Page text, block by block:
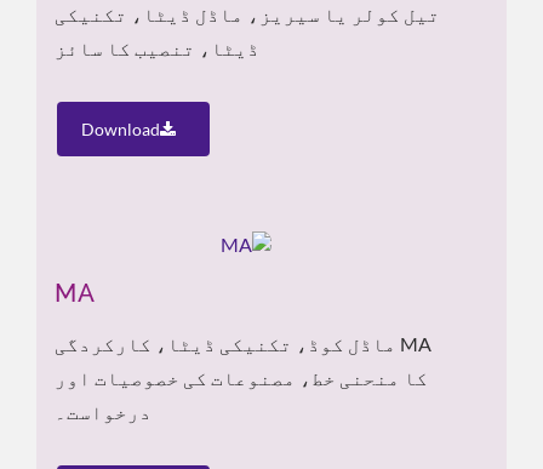
تیل کولر یا سیریز، ماڈل ڈیٹا، تکنیکی
ڈیٹا، تنصیب کا سائز
Download
MA
MA ماڈل کوڈ، تکنیکی ڈیٹا، کارکردگی
کا منحنی خط، مصنوعات کی خصوصیات اور
درخواست۔